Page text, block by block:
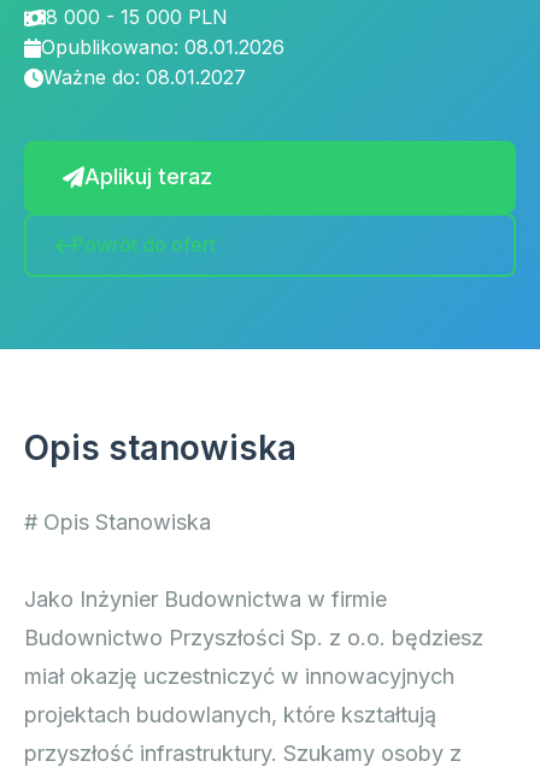
8 000 - 15 000 PLN
Opublikowano: 08.01.2026
Ważne do: 08.01.2027
Aplikuj teraz
Powrót do ofert
Opis stanowiska
# Opis Stanowiska
Jako Inżynier Budownictwa w firmie
Budownictwo Przyszłości Sp. z o.o. będziesz
miał okazję uczestniczyć w innowacyjnych
projektach budowlanych, które kształtują
przyszłość infrastruktury. Szukamy osoby z